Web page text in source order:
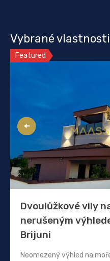
Vybrané vlastnosti
Featured
Dvoulůžkové vily
nerušeným
Brijuni
Neomezený výhled na